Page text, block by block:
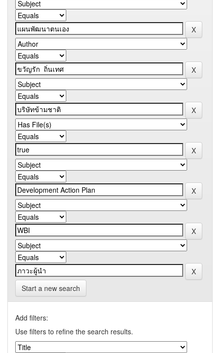
Start a new search
Add filters:
Use filters to refine the search results.